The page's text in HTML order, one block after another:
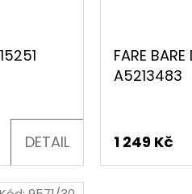
DETAIL
FARE BARE
A5213483
1 249 Kč